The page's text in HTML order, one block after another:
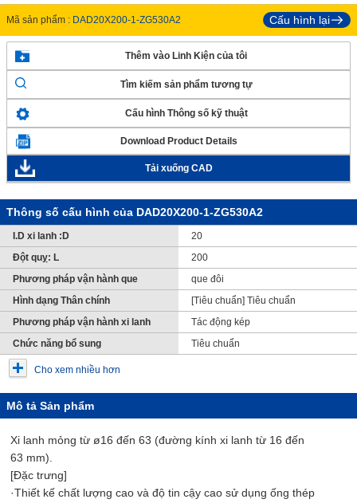
Mã sản phẩm : DAD20X200-1-ZG530A2 Cấu hình lại
Thêm vào Linh Kiện của tôi
Tìm kiếm sản phẩm tương tự
Cấu hình Thông số kỹ thuật
Download Product Details
Tải xuống CAD
Thông số cấu hình của DAD20X200-1-ZG530A2
I.D xi lanh :D
20
Đột quỵ: L
200
Phương pháp vận hành que
que đôi
Hình dạng Thân chính
[Tiêu chuẩn] Tiêu chuẩn
Phương pháp vận hành xi lanh
Tác động kép
Chức năng bổ sung
Tiêu chuẩn
Cho xem nhiều hơn
Mô tả Sản phẩm
Xi lanh mỏng từ ø16 đến 63 (đường kính xi lanh từ 16 đến
63 mm).
[Đặc trưng]
·Thiết kế chất lượng cao và độ tin cậy cao sử dụng ống thép